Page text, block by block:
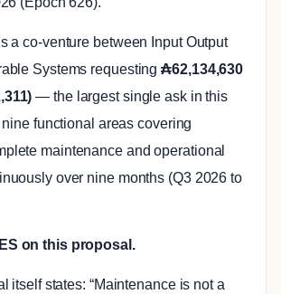
a co-venture between Input Output
Systems requesting₳62,134,630
— the largest single ask in this
functional areas covering
maintenance and operational
over nine months (Q3 2026 to
on this proposal.
itself states: “Maintenance is not a